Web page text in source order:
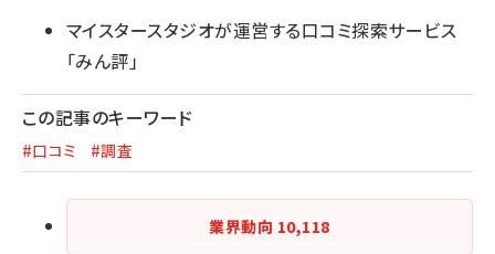
マイスタースタジオが運営する口コミ探索サービス
「みん評」
この記事のキーワード
#口コミ #調査
業界動向 10,118